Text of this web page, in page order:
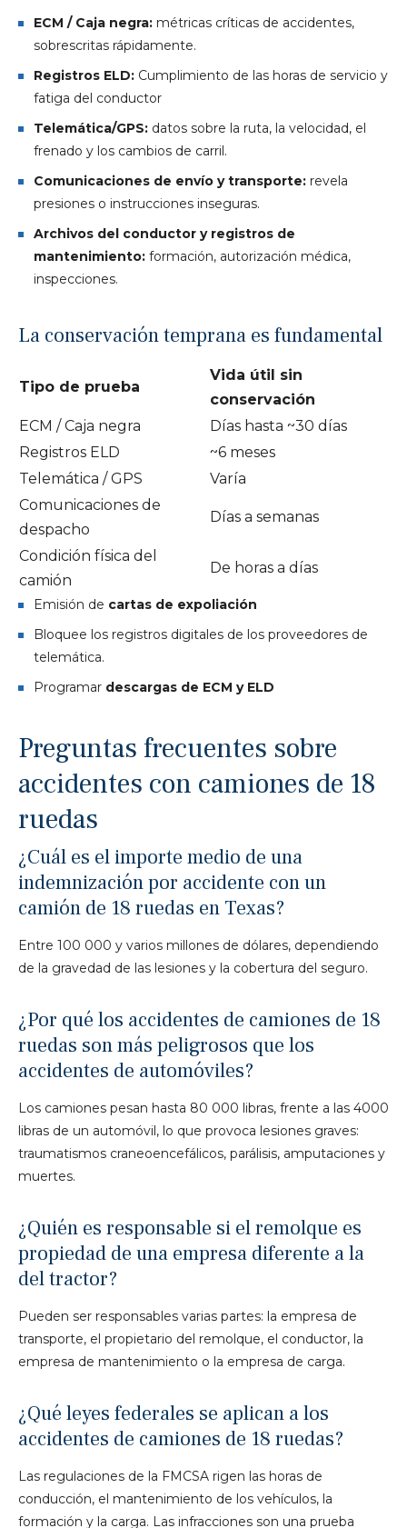
ECM / Caja negra: métricas críticas de accidentes,
sobrescritas rápidamente.
Registros ELD: Cumplimiento de las horas de servicio y
fatiga del conductor
Telemática/GPS: datos sobre la ruta, la velocidad, el
frenado y los cambios de carril.
Comunicaciones de envío y transporte: revela
presiones o instrucciones inseguras.
Archivos del conductor y registros de
mantenimiento: formación, autorización médica,
inspecciones.
La conservación temprana es fundamental
Tipo de prueba
Vida útil sin
conservación
ECM / Caja negra
Días hasta ~30 días
Registros ELD
~6 meses
Telemática / GPS
Varía
Comunicaciones de
despacho
Días a semanas
Condición física del
camión
De horas a días
Emisión de cartas de expoliación
Bloquee los registros digitales de los proveedores de
telemática.
Programar descargas de ECM y ELD
Preguntas frecuentes sobre
accidentes con camiones de 18
ruedas
¿Cuál es el importe medio de una
indemnización por accidente con un
camión de 18 ruedas en Texas?
Entre 100 000 y varios millones de dólares, dependiendo
de la gravedad de las lesiones y la cobertura del seguro.
¿Por qué los accidentes de camiones de 18
ruedas son más peligrosos que los
accidentes de automóviles?
Los camiones pesan hasta 80 000 libras, frente a las 4000
libras de un automóvil, lo que provoca lesiones graves:
traumatismos craneoencefálicos, parálisis, amputaciones y
muertes.
¿Quién es responsable si el remolque es
propiedad de una empresa diferente a la
del tractor?
Pueden ser responsables varias partes: la empresa de
transporte, el propietario del remolque, el conductor, la
empresa de mantenimiento o la empresa de carga.
¿Qué leyes federales se aplican a los
accidentes de camiones de 18 ruedas?
Las regulaciones de la FMCSA rigen las horas de
conducción, el mantenimiento de los vehículos, la
formación y la carga. Las infracciones son una prueba